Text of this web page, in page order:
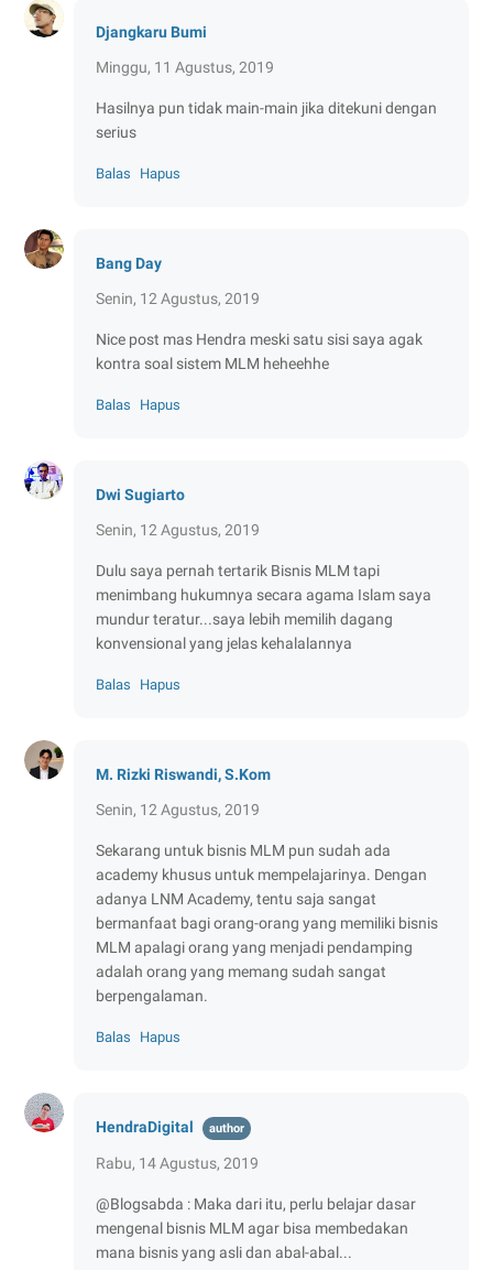
Djangkaru Bumi
Minggu, 11 Agustus, 2019
Hasilnya pun tidak main-main jika ditekuni dengan
serius
Balas Hapus
Bang Day
Senin, 12 Agustus, 2019
Nice post mas Hendra meski satu sisi saya agak
kontra soal sistem MLM heheehhe
Balas Hapus
Dwi Sugiarto
Senin, 12 Agustus, 2019
Dulu saya pernah tertarik Bisnis MLM tapi
menimbang hukumnya secara agama Islam saya
mundur teratur...saya lebih memilih dagang
konvensional yang jelas kehalalannya
Balas Hapus
M. Rizki Riswandi, S.Kom
Senin, 12 Agustus, 2019
Sekarang untuk bisnis MLM pun sudah ada
academy khusus untuk mempelajarinya. Dengan
adanya LNM Academy, tentu saja sangat
bermanfaat bagi orang-orang yang memiliki bisnis
MLM apalagi orang yang menjadi pendamping
adalah orang yang memang sudah sangat
berpengalaman.
Balas Hapus
HendraDigital
Rabu, 14 Agustus, 2019
@Blogsabda : Maka dari itu, perlu belajar dasar
mengenal bisnis MLM agar bisa membedakan
mana bisnis yang asli dan abal-abal...